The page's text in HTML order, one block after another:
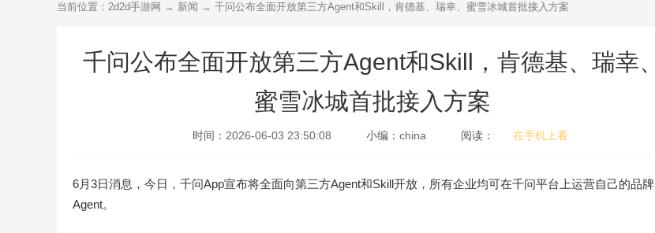
当前位置： 2d2d手游网 → 新闻 → 千问公布全面开放第三方Agent和Skill，肯德基、瑞幸、蜜雪冰城首批接入方案
千问公布全面开放第三方Agent和Skill，肯德基、瑞幸、
蜜雪冰城首批接入方案
时间： 2026-06-03 23:50:08 小编： china 阅读： 在手机上看
6月3日消息，今日，千问App宣布将全面向第三方Agent和Skill开放，所有企业均可在千问平台上运营自己的品牌
Agent。